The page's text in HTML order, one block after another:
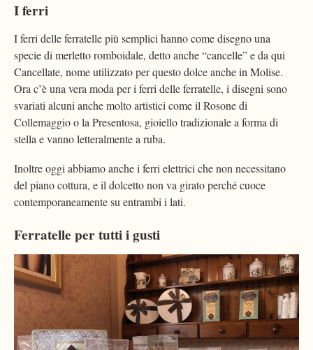
I ferri
I ferri delle ferratelle più semplici hanno come disegno una
specie di merletto romboidale, detto anche “cancelle” e da qui
Cancellate, nome utilizzato per questo dolce anche in Molise.
Ora c’è una vera moda per i ferri delle ferratelle, i disegni sono
svariati alcuni anche molto artistici come il Rosone di
Collemaggio o la Presentosa, gioiello tradizionale a forma di
stella e vanno letteralmente a ruba.
Inoltre oggi abbiamo anche i ferri elettrici che non necessitano
del piano cottura, e il dolcetto non va girato perché cuoce
contemporaneamente su entrambi i lati.
Ferratelle per tutti i gusti